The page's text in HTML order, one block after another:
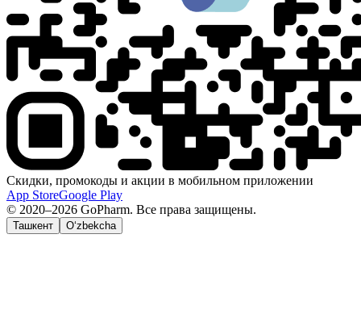
Скидки, промокоды и акции в мобильном приложении
App StoreGoogle Play
© 2020–2026 GoPharm. Все права защищены.
Ташкент O‘zbekcha